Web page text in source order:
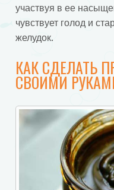
участвуя в ее
чувствует голод и
желудок.
КАК СДЕЛАТЬ
СВОИМИ